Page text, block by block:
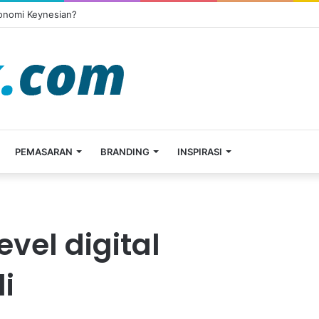
Keynesian?
PEMASARAN BRANDING INSPIRASI
digital